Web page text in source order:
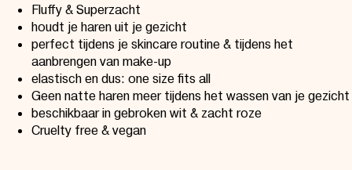
Fluffy & Superzacht
houdt je haren uit je gezicht
perfect tijdens je skincare routine & tijdens het
aanbrengen van make-up
elastisch en dus: one size fits all
Geen natte haren meer tijdens het wassen van je gezicht
beschikbaar in gebroken wit & zacht roze
Cruelty free & vegan